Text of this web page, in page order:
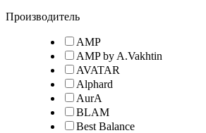
Производитель
AMP
AMP by A.Vakhtin
AVATAR
Alphard
AurA
BLAM
Best Balance